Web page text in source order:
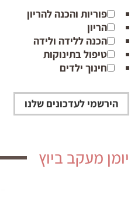
פוריות והכנה להריון
הריון
הכנה ללידה ולידה
טיפול בתינוקות
חינוך ילדים
יומן מעקב ביוץ